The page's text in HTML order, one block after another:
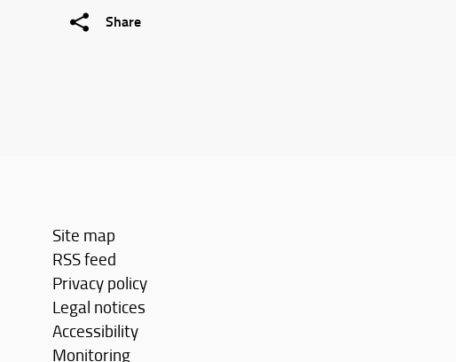
Share
Site map
RSS feed
Privacy policy
Legal notices
Accessibility
Monitoring